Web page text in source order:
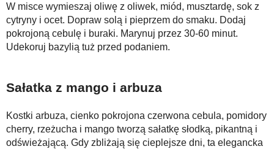
W misce wymieszaj oliwę z oliwek, miód, musztardę, sok z
cytryny i ocet. Dopraw solą i pieprzem do smaku. Dodaj
pokrojoną cebulę i buraki. Marynuj przez 30-60 minut.
Udekoruj bazylią tuż przed podaniem.
Sałatka z mango i arbuza
Kostki arbuza, cienko pokrojona czerwona cebula, pomidory
cherry, rzeżucha i mango tworzą sałatkę słodką, pikantną i
odświeżającą. Gdy zbliżają się cieplejsze dni, ta elegancka